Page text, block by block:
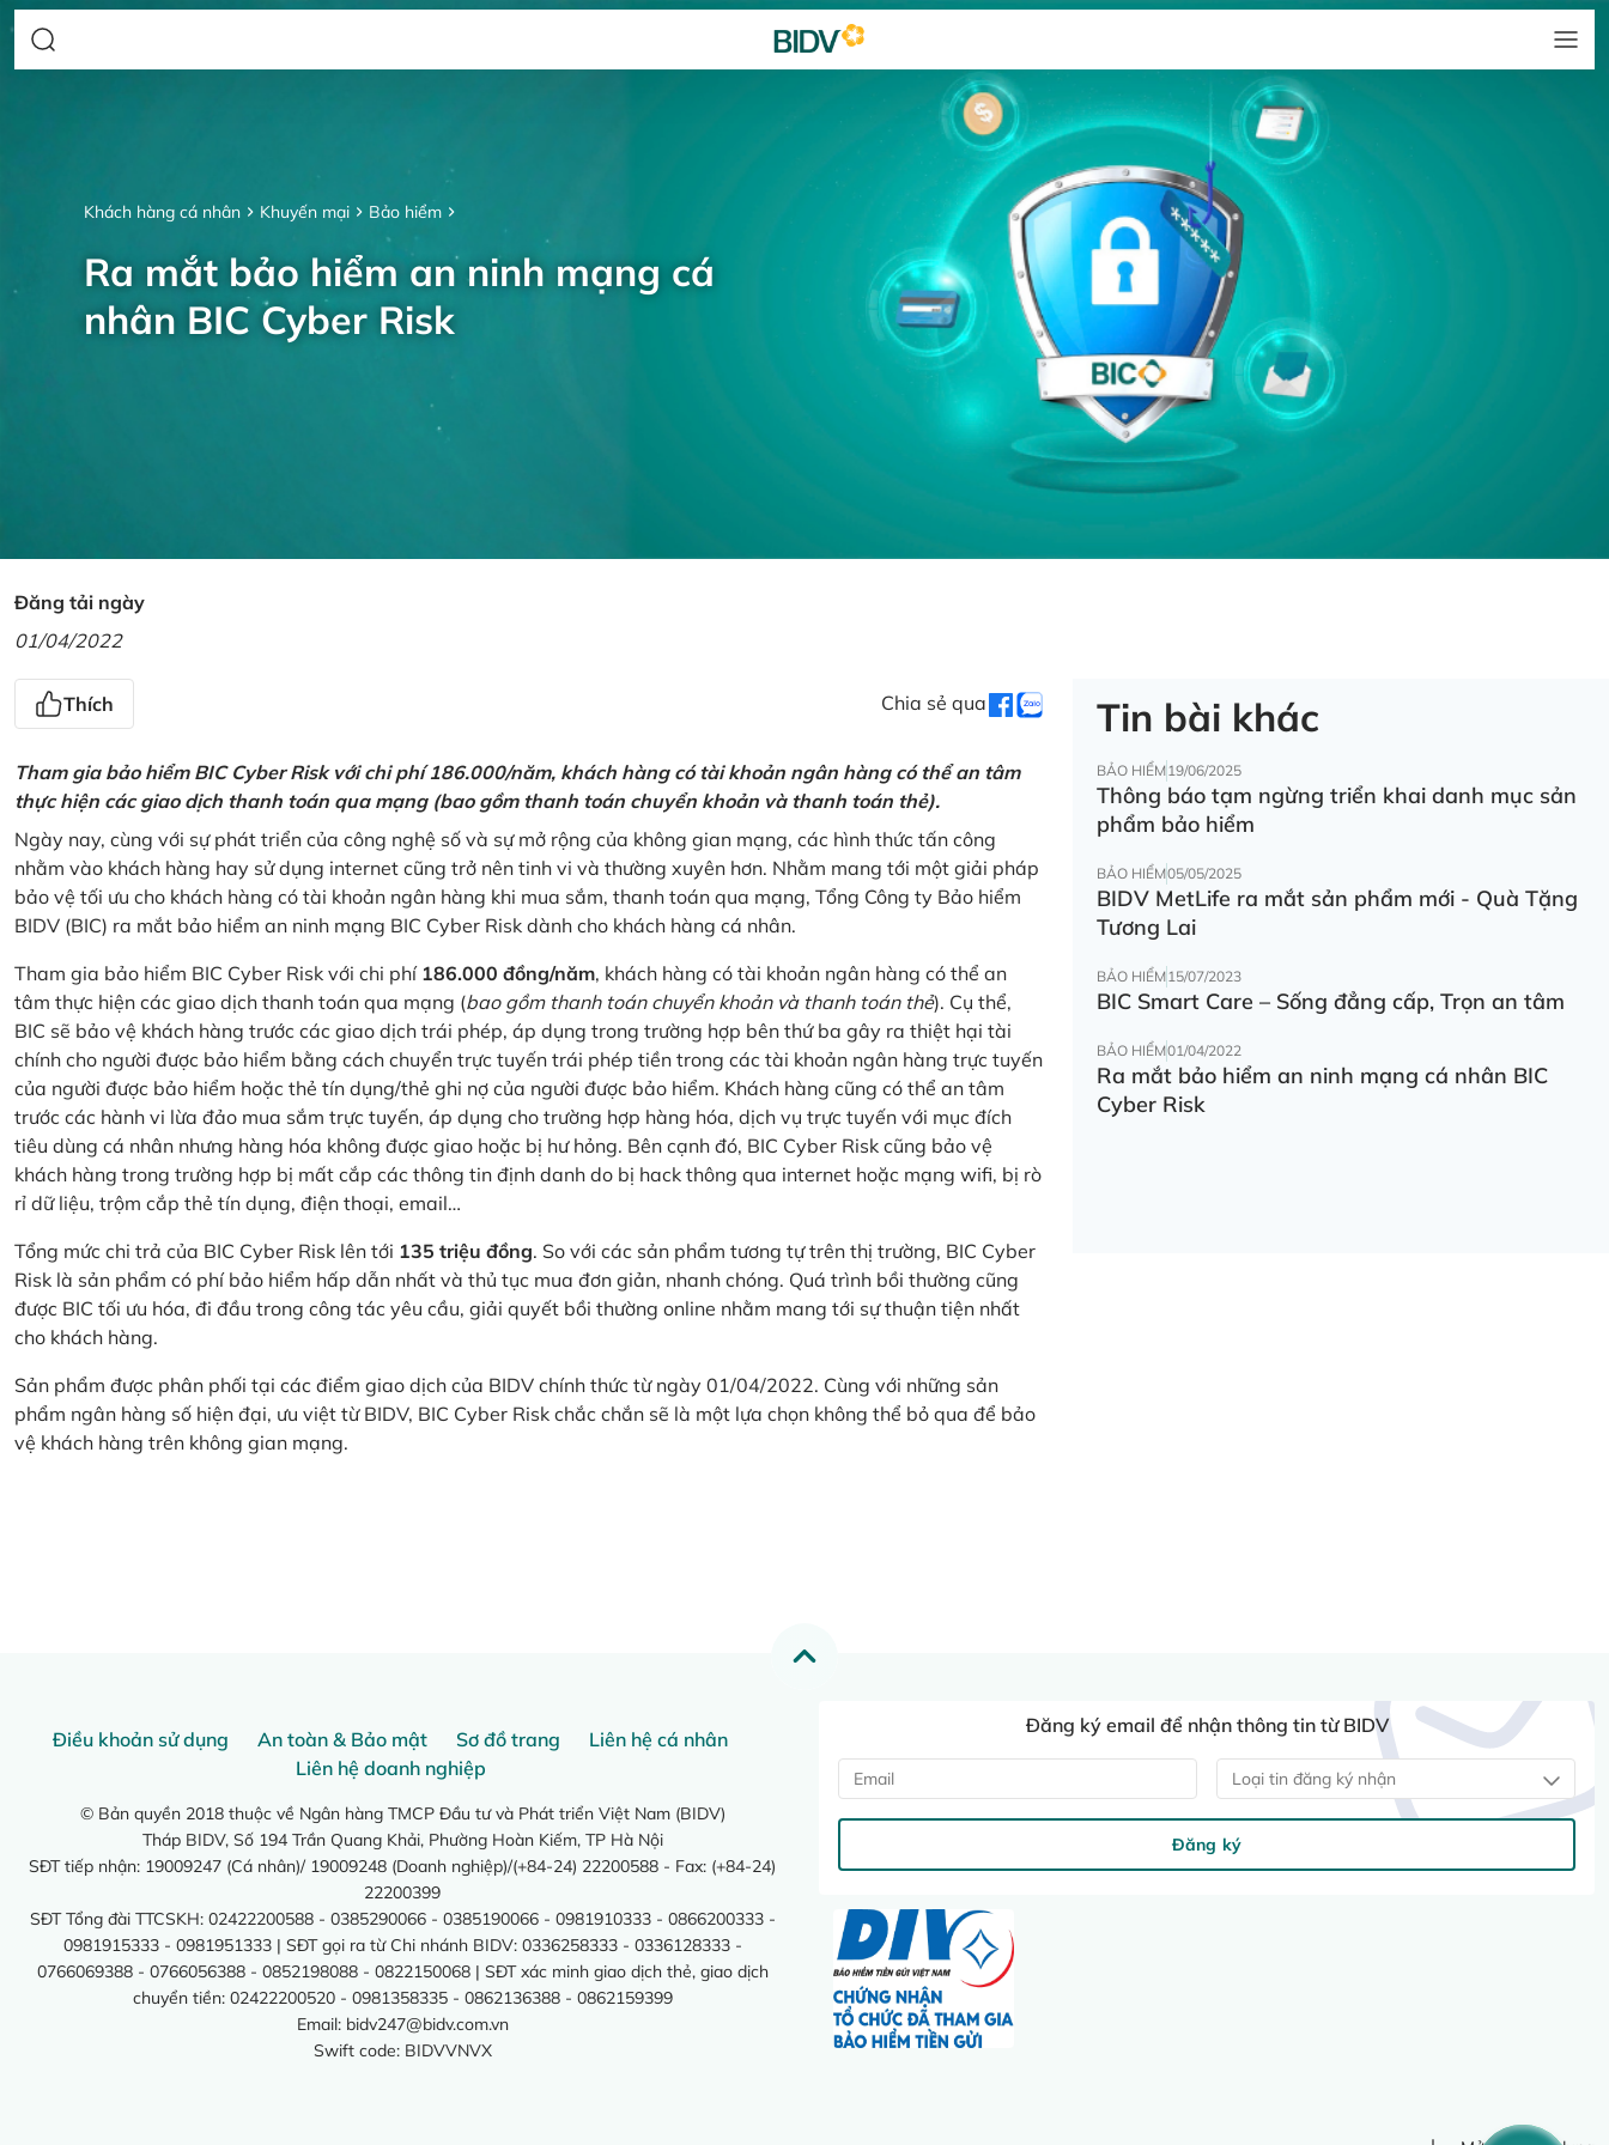
Khách hàng cá nhân Khuyến mại Bảo hiểm
Ra mắt bảo hiểm an ninh mạng cá
nhân BIC Cyber Risk
Đăng tải ngày
01/04/2022
Thích Chia sẻ qua
Tham gia bảo hiểm BIC Cyber Risk với chi phí 186.000/năm, khách hàng có tài khoản ngân hàng có thể an tâm
thực hiện các giao dịch thanh toán qua mạng (bao gồm thanh toán chuyển khoản và thanh toán thẻ).
Ngày nay, cùng với sự phát triển của công nghệ số và sự mở rộng của không gian mạng, các hình thức tấn công
nhằm vào khách hàng hay sử dụng internet cũng trở nên tinh vi và thường xuyên hơn. Nhằm mang tới một giải pháp
bảo vệ tối ưu cho khách hàng có tài khoản ngân hàng khi mua sắm, thanh toán qua mạng, Tổng Công ty Bảo hiểm
BIDV (BIC) ra mắt bảo hiểm an ninh mạng BIC Cyber Risk dành cho khách hàng cá nhân.
Tham gia bảo hiểm BIC Cyber Risk với chi phí 186.000 đồng/năm, khách hàng có tài khoản ngân hàng có thể an
tâm thực hiện các giao dịch thanh toán qua mạng (bao gồm thanh toán chuyển khoản và thanh toán thẻ). Cụ thể,
BIC sẽ bảo vệ khách hàng trước các giao dịch trái phép, áp dụng trong trường hợp bên thứ ba gây ra thiệt hại tài
chính cho người được bảo hiểm bằng cách chuyển trực tuyến trái phép tiền trong các tài khoản ngân hàng trực tuyến
của người được bảo hiểm hoặc thẻ tín dụng/thẻ ghi nợ của người được bảo hiểm. Khách hàng cũng có thể an tâm
trước các hành vi lừa đảo mua sắm trực tuyến, áp dụng cho trường hợp hàng hóa, dịch vụ trực tuyến với mục đích
tiêu dùng cá nhân nhưng hàng hóa không được giao hoặc bị hư hỏng. Bên cạnh đó, BIC Cyber Risk cũng bảo vệ
khách hàng trong trường hợp bị mất cắp các thông tin định danh do bị hack thông qua internet hoặc mạng wifi, bị rò
rỉ dữ liệu, trộm cắp thẻ tín dụng, điện thoại, email…
Tổng mức chi trả của BIC Cyber Risk lên tới 135 triệu đồng. So với các sản phẩm tương tự trên thị trường, BIC Cyber
Risk là sản phẩm có phí bảo hiểm hấp dẫn nhất và thủ tục mua đơn giản, nhanh chóng. Quá trình bồi thường cũng
được BIC tối ưu hóa, đi đầu trong công tác yêu cầu, giải quyết bồi thường online nhằm mang tới sự thuận tiện nhất
cho khách hàng.
Sản phẩm được phân phối tại các điểm giao dịch của BIDV chính thức từ ngày 01/04/2022. Cùng với những sản
phẩm ngân hàng số hiện đại, ưu việt từ BIDV, BIC Cyber Risk chắc chắn sẽ là một lựa chọn không thể bỏ qua để bảo
vệ khách hàng trên không gian mạng.
Tin bài khác
BẢO HIỂM19/06/2025
Thông báo tạm ngừng triển khai danh mục sản
phẩm bảo hiểm
BẢO HIỂM05/05/2025
BIDV MetLife ra mắt sản phẩm mới - Quà Tặng
Tương Lai
BẢO HIỂM15/07/2023
BIC Smart Care – Sống đẳng cấp, Trọn an tâm
BẢO HIỂM01/04/2022
Ra mắt bảo hiểm an ninh mạng cá nhân BIC
Cyber Risk
Điều khoản sử dụng An toàn & Bảo mật Sơ đồ trang
Liên hệ cá nhân
Liên hệ doanh nghiệp
© Bản quyền 2018 thuộc về Ngân hàng TMCP Đầu tư và Phát triển Việt Nam (BIDV)
Tháp BIDV, Số 194 Trần Quang Khải, Phường Hoàn Kiếm, TP Hà Nội
SĐT tiếp nhận: 19009247 (Cá nhân)/ 19009248 (Doanh nghiệp)/(+84-24) 22200588 - Fax: (+84-24)
22200399
SĐT Tổng đài TTCSKH: 02422200588 - 0385290066 - 0385190066 - 0981910333 - 0866200333 -
0981915333 - 0981951333 | SĐT gọi ra từ Chi nhánh BIDV: 0336258333 - 0336128333 -
0766069388 - 0766056388 - 0852198088 - 0822150068 | SĐT xác minh giao dịch thẻ, giao dịch
chuyển tiền: 02422200520 - 0981358335 - 0862136388 - 0862159399
Email: bidv247@bidv.com.vn
Swift code: BIDVVNVX
Đăng ký email để nhận thông tin từ BIDV
Loại tin đăng ký nhận
Đăng ký